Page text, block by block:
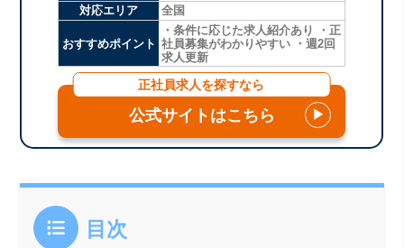
対応エリア
全国
おすすめポイント
・条件に応じた求人紹介あり ・正
社員募集がわかりやすい ・週2回
求人更新
正社員求人を探すなら
公式サイトはこちら ▶
目次